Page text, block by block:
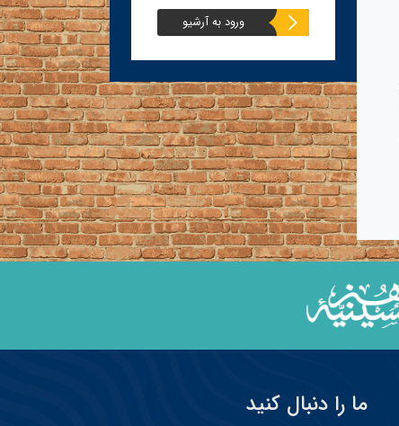
ورود به آرشیو
ما را دنبال کنید